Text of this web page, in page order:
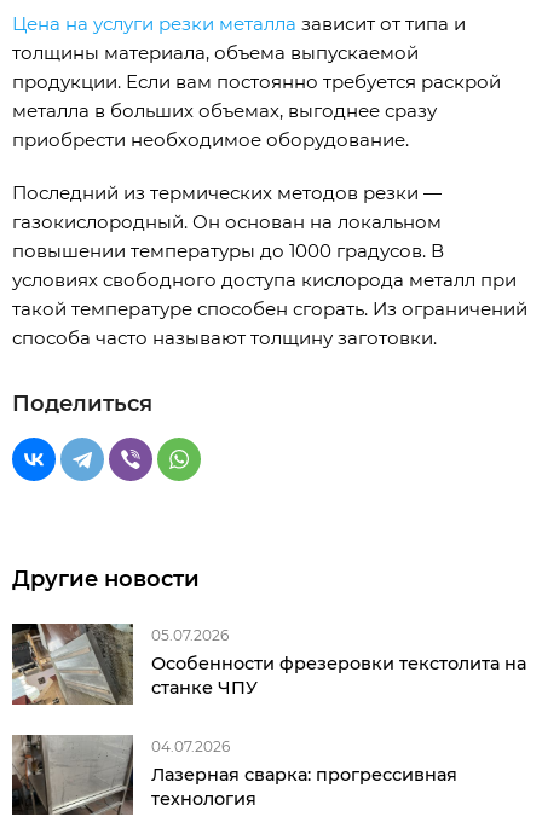
Цена на услуги резки металла зависит от типа и
толщины материала, объема выпускаемой
продукции. Если вам постоянно требуется раскрой
металла в больших объемах, выгоднее сразу
приобрести необходимое оборудование.
Последний из термических методов резки —
газокислородный. Он основан на локальном
повышении температуры до 1000 градусов. В
условиях свободного доступа кислорода металл при
такой температуре способен сгорать. Из ограничений
способа часто называют толщину заготовки.
Поделиться
Другие новости
05.07.2026
Особенности фрезеровки текстолита на
станке ЧПУ
04.07.2026
Лазерная сварка: прогрессивная
технология